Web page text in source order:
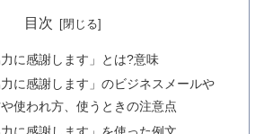
目次
力に感謝します」とは?意味
力に感謝します」のビジネスメールや
使われ方、使うときの注意点